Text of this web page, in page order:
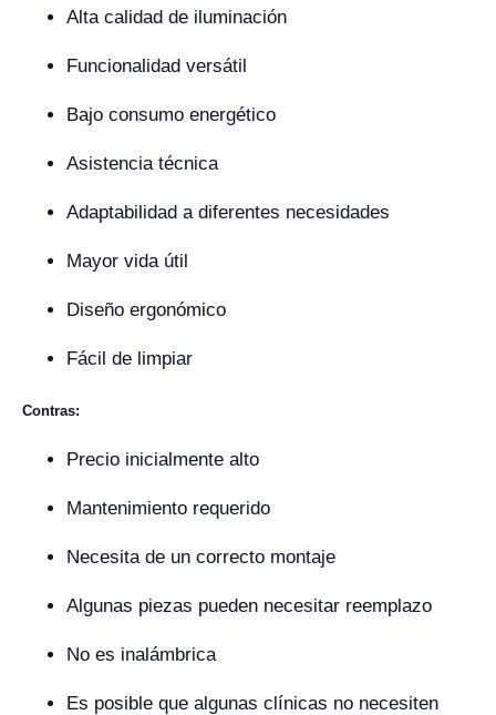
Alta calidad de iluminación
Funcionalidad versátil
Bajo consumo energético
Asistencia técnica
Adaptabilidad a diferentes necesidades
Mayor vida útil
Diseño ergonómico
Fácil de limpiar
Contras:
Precio inicialmente alto
Mantenimiento requerido
Necesita de un correcto montaje
Algunas piezas pueden necesitar reemplazo
No es inalámbrica
Es posible que algunas clínicas no necesiten